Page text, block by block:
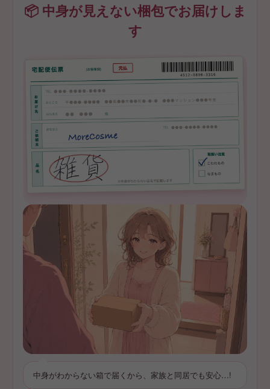
📦 中身が見えない梱包でお届けしま
す
中身がわからない箱で届くから、家族と同居でも安心…!